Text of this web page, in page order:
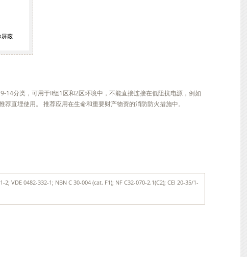
14分类，可用于II组1区和2区环境中，不能直接连接在低阻抗电源，例如
直埋使用。 推荐应用在生命和重要财产物资的消防防火措施中。
2; VDE 0482-332-1; NBN C 30-004 (cat. F1); NF C32-070-2.1(C2); CEI 20-35/1-